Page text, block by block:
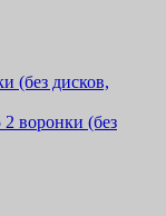
воронки (без